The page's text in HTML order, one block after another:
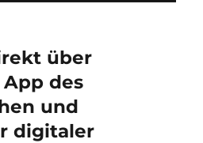
über
des
und
digitaler